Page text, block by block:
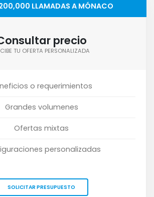
LLAMADAS A MÓNACO
precio
TU OFERTA PERSONALIZADA
o requerimientos
Grandes volumenes
Ofertas mixtas
personalizadas
SOLICITAR PRESUPUESTO